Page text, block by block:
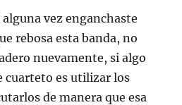
vez enganchaste
rebosa esta banda, no
nuevamente, si algo
cuarteto es utilizar los
de manera que esa